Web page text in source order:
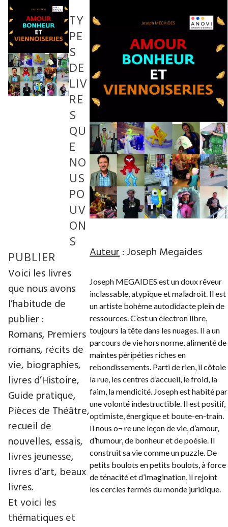
Auteur: Joseph Megaides
Joseph MEGAIDES est un doux rêveur
inclassable, atypique et maladroit. Il est
un artiste bohème autodidacte plein de
ressources. C’est un électron libre,
toujours la tête dans les nuages. Il a un
parcours de vie hors norme, alimenté de
maintes péripéties riches en
rebondissements. Parti de rien, il côtoie
la rue, les centres d’accueil, le froid, la
faim, la mendicité. Joseph est habité par
une volonté indestructible. Il est positif,
optimiste, énergique et boute-en-train.
Il nous o¬ re une leçon de vie, d’amour,
d’humour, de bonheur et de poésie. Il
construit sa vie comme un puzzle. De
petits boulots en petits boulots, à force
de ténacité et d’imagination, il rejoint
les cercles fermés du monde juridique.
TY
PE
S
DE
LIV
RE
S
QU
E
NO
US
PO
UV
ON
S
PUBLIER
Voici les livres
que nous avons
l’habitude de
publier :
Romans, Premiers
romans, récits de
vie, biographies,
livres d’Histoire,
Guide pratique,
Pièces de Théâtre,
recueil de
nouvelles, essais,
livres jeunesse,
livres d’art, beaux
livres.
Et voici les
thématiques et